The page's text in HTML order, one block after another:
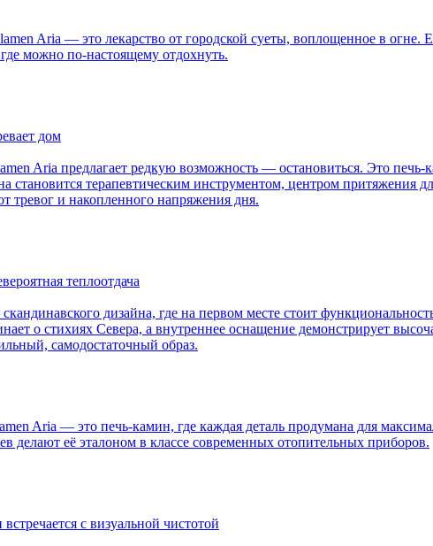
Aria — это лекарство от городской суеты, воплощенное в огне.
можно по-настоящему отдохнуть.
дом
Aria предлагает редкую возможность — остановиться. Это печь-
становится терапевтическим инструментом, центром притяжения
тревог и накопленного напряжения дня.
теплоотдача
дизайна, где на первом месте стоит
о стихиях Севера, а внутреннее оснащение демонстрирует
самодостаточный образ.
Aria — это печь-камин, где каждая деталь продумана для
делают её эталоном в классе современных отопительных приборов.
с визуальной чистотой